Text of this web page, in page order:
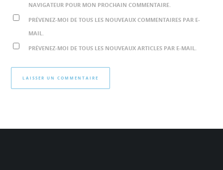
NAVIGATEUR POUR MON PROCHAIN COMMENTAIRE.
PRÉVENEZ-MOI DE TOUS LES NOUVEAUX COMMENTAIRES PAR E-
MAIL.
PRÉVENEZ-MOI DE TOUS LES NOUVEAUX ARTICLES PAR E-MAIL.